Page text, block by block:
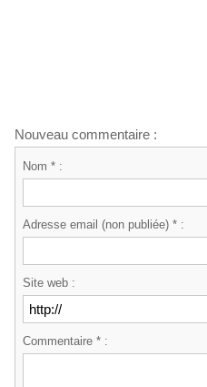
Nouveau commentaire :
Nom * :
Adresse email (non publiée) * :
Site web :
Commentaire * :